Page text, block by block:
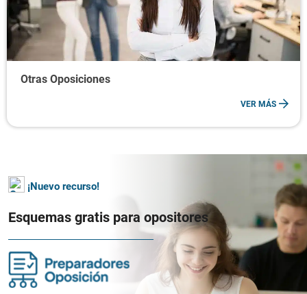
Otras Oposiciones
VER MÁS
¡Nuevo recurso!
Esquemas gratis para opositores